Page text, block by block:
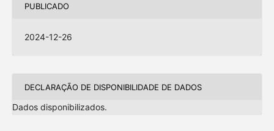
PUBLICADO
2024-12-26
DECLARAÇÃO DE DISPONIBILIDADE DE DADOS
Dados disponibilizados.